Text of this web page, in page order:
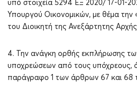
υπό στοιχεία 5294 ΕΞ 2020/ 17-01-
Υπουργού Οικονομικών, με θέμα την
του Διοικητή της Ανεξάρτητης
4. Την ανάγκη ορθής εκπλήρωσης
υποχρεώσεων από τους υπόχρεους,
παράγραφο 1 των άρθρων 67 και 68